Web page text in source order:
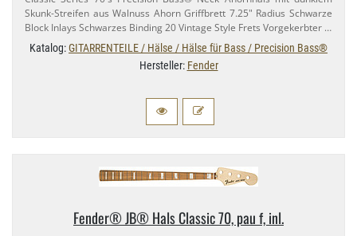
Skunk-​Streifen aus Walnuss Ahorn Griffbrett 7.​25" Radius Schwarze
Block Inlays Schwarzes Binding 20 Vintage Style Frets Vorgekerbter …
Katalog:GITARRENTEILE / Hälse / Hälse für Bass / Precision Bass®
Hersteller: Fender
Fender® JB® Hals Classic 70, pau f, inl.